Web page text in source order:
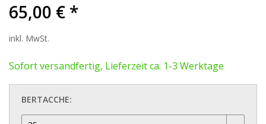
65,00 € *
inkl. MwSt.
Sofort versandfertig, Lieferzeit ca. 1-3 Werktage
BERTACCHE: